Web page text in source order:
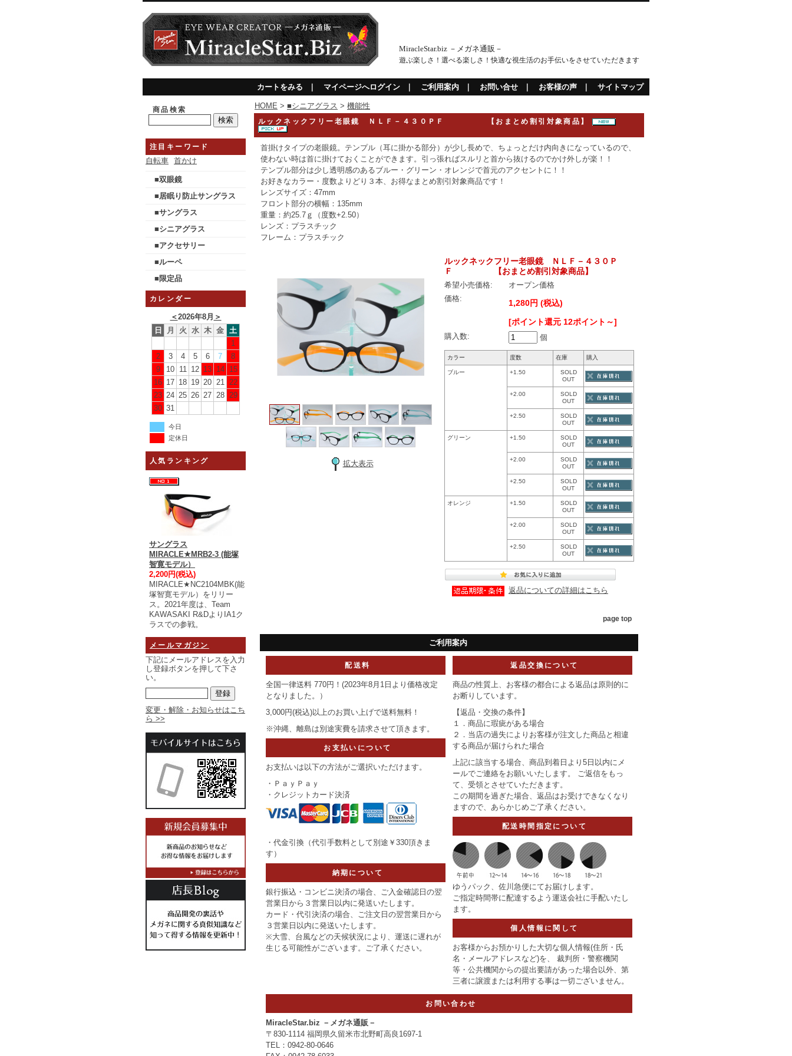
MiracleStar.biz －メガネ通販－
遊ぶ楽しさ！選べる楽しさ！快適な視生活のお手伝いをさせていただきます
カートをみる マイページへログイン ご利用案内 お問い合せ お客様の声 サイトマップ
商品検索
注目キーワード
自転車 首かけ
■双眼鏡
■居眠り防止サングラス
■サングラス
■シニアグラス
■アクセサリー
■ルーペ
■限定品
カレンダー
＜2026年8月 ＞
日
月 火 水 木 金 土
1
2
3 4 5 6 7
8
9
10 11 12 13 14
15
16 17 18 19 20 21 22
23 24 25 26 27 28 29
30 31
今日
定休日
人気ランキング
サングラス
MIRACLE★MRB2-3 (能塚
智寛モデル）
2,200円(税込)
MIRACLE★NC2104MBK(能
塚智寛モデル）をリリー
ス。2021年度は、Team
KAWASAKI R&DよりIA1ク
ラスでの参戦。
メールマガジン
下記にメールアドレスを入力
し登録ボタンを押して下さ
い。
変更・解除・お知らせはこち
ら >>
HOME > ■シニアグラス > 機能性
ルックネックフリー老眼鏡 ＮＬＦ－４３０ＰＦ 【おまとめ割引対象商品】
首掛けタイプの老眼鏡。テンプル（耳に掛かる部分）が少し長めで、ちょっとだけ内向きになっているので、
使わない時は首に掛けておくことができます。引っ張ればスルリと首から抜けるのでかけ外しが楽！！
テンプル部分は少し透明感のあるブルー・グリーン・オレンジで首元のアクセントに！！
お好きなカラー・度数よりどり３本、お得なまとめ割引対象商品です！
レンズサイズ：47mm
フロント部分の横幅：135mm
重量：約25.7ｇ（度数+2.50）
レンズ：プラスチック
フレーム：プラスチック
拡大表示
ルックネックフリー老眼鏡 ＮＬＦ－４３０Ｐ
Ｆ 【おまとめ割引対象商品】
希望小売価格:
オープン価格
価格:
1,280円 (税込)
[ポイント還元 12ポイント～]
購入数: 個
カラー 度数 在庫 購入
ブルー +1.50
SOLD
OUT
+2.00
SOLD
OUT
+2.50
SOLD
OUT
グリーン +1.50
SOLD
OUT
+2.00
SOLD
OUT
+2.50
SOLD
OUT
オレンジ +1.50
SOLD
OUT
+2.00
SOLD
OUT
+2.50
SOLD
OUT
返品についての詳細はこちら
page top
ご利用案内
配送料
全国一律送料 770円！(2023年8月1日より価格改定
となりました。）
3,000円(税込)以上のお買い上げで送料無料！
※沖縄、離島は別途実費を請求させて頂きます。
お支払いについて
お支払いは以下の方法がご選択いただけます。
・ＰａｙＰａｙ
・クレジットカード決済
・代金引換（代引手数料として別途￥330頂きま
す）
納期について
銀行振込・コンビニ決済の場合、ご入金確認日の翌
営業日から３営業日以内に発送いたします。
カード・代引決済の場合、ご注文日の翌営業日から
３営業日以内に発送いたします。
※大雪、台風などの天候状況により、運送に遅れが
生じる可能性がございます。ご了承ください。
返品交換について
商品の性質上、お客様の都合による返品は原則的に
お断りしています。
【返品・交換の条件】
１．商品に瑕疵がある場合
２．当店の過失によりお客様が注文した商品と相違
する商品が届けられた場合
上記に該当する場合、商品到着日より5日以内にメ
ールでご連絡をお願いいたします。 ご返信をもっ
て、受領とさせていただきます。
この期間を過ぎた場合、返品はお受けできなくなり
ますので、あらかじめご了承ください。
配送時間指定について
ゆうパック、佐川急便にてお届けします。
ご指定時間帯に配達するよう運送会社に手配いたし
ます。
個人情報に関して
お客様からお預かりした大切な個人情報(住所・氏
名・メールアドレスなど)を、 裁判所・警察機関
等・公共機関からの提出要請があった場合以外、第
三者に譲渡または利用する事は一切ございません。
お問い合わせ
MiracleStar.biz －メガネ通販－
〒830-1114 福岡県久留米市北野町高良1697-1
TEL：0942-80-0646